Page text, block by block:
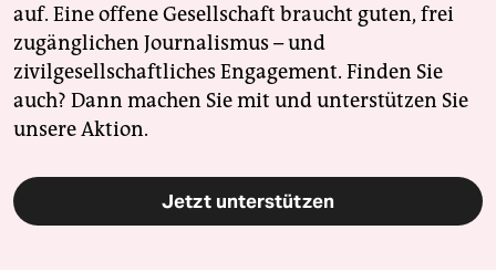
auf. Eine offene Gesellschaft braucht guten, frei
zugänglichen Journalismus – und
zivilgesellschaftliches Engagement. Finden Sie
auch? Dann machen Sie mit und unterstützen Sie
unsere Aktion.
Jetzt unterstützen